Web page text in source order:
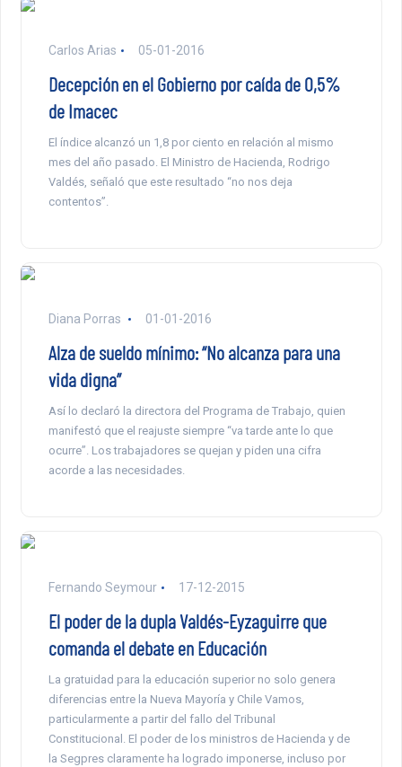
Carlos Arias 05-01-2016
Decepción en el Gobierno por caída de 0,5%
de Imacec
El índice alcanzó un 1,8 por ciento en relación al mismo
mes del año pasado. El Ministro de Hacienda, Rodrigo
Valdés, señaló que este resultado “no nos deja
contentos”.
Diana Porras 01-01-2016
Alza de sueldo mínimo: “No alcanza para una
vida digna”
Así lo declaró la directora del Programa de Trabajo, quien
manifestó que el reajuste siempre “va tarde ante lo que
ocurre”. Los trabajadores se quejan y piden una cifra
acorde a las necesidades.
Fernando Seymour 17-12-2015
El poder de la dupla Valdés-Eyzaguirre que
comanda el debate en Educación
La gratuidad para la educación superior no solo genera
diferencias entre la Nueva Mayoría y Chile Vamos,
particularmente a partir del fallo del Tribunal
Constitucional. El poder de los ministros de Hacienda y de
la Segpres claramente ha logrado imponerse, incluso por